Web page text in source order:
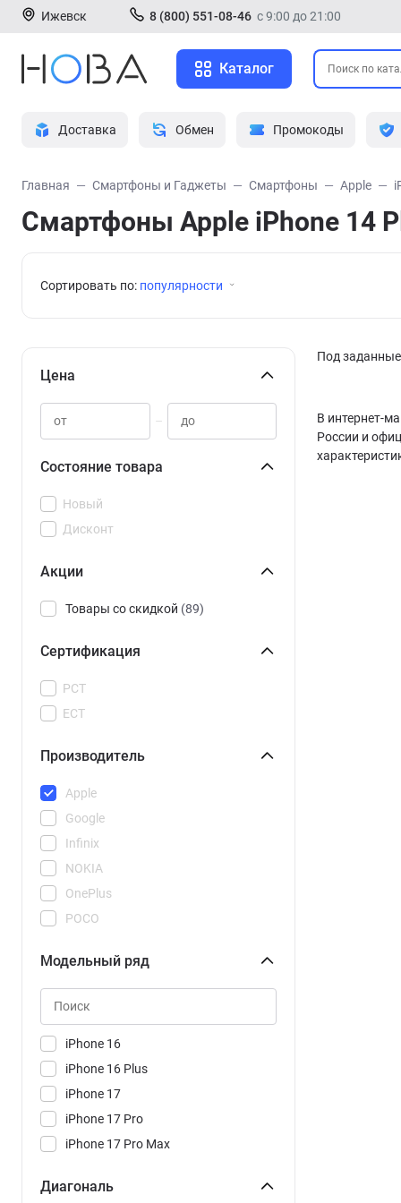
Ижевск 8 (800) 551-08-46 с 9:00 до 21:00
Каталог
Доставка Обмен Промокоды
Главная Смартфоны и Гаджеты Смартфоны Apple
Смартфоны Apple iPhone 14
Сортировать по: популярности
Цена
–
Состояние товара
Новый
Дисконт
Акции
Товары со скидкой (89)
Сертификация
РСТ
ЕСТ
Производитель
Apple
Google
Infinix
NOKIA
OnePlus
POCO
Realme
Samsung
Vivo
Xiaomi
Модельный ряд
iPhone 16
iPhone 16 Plus
iPhone 17
iPhone 17 Pro
iPhone 17 Pro Max
iPhone 17 Pro eSIM
Диагональ
Под
В интернет-
России и